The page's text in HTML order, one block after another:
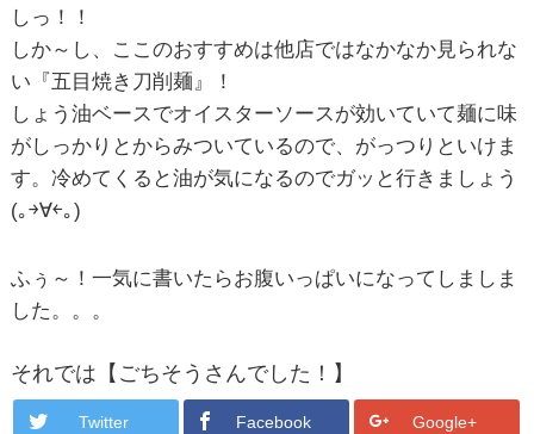
しっ！！
しか～し、ここのおすすめは他店ではなかなか見られな
い『五目焼き刀削麺』！
しょう油ベースでオイスターソースが効いていて麺に味
がしっかりとからみついているので、がっつりといけま
す。冷めてくると油が気になるのでガッと行きましょう
(｡￫∀￩｡)
ふぅ～！一気に書いたらお腹いっぱいになってしましま
した。。。
それでは【ごちそうさんでした！】
Twitter Facebook Google+